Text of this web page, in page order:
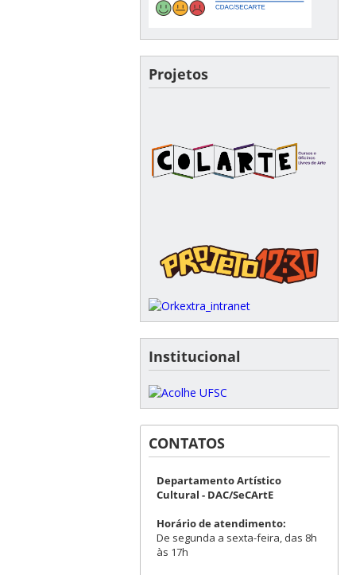
Projetos
Institucional
CONTATOS
Departamento Artístico
Cultural - DAC/SeCArtE
Horário de atendimento:
De segunda a sexta-feira, das 8h
às 17h